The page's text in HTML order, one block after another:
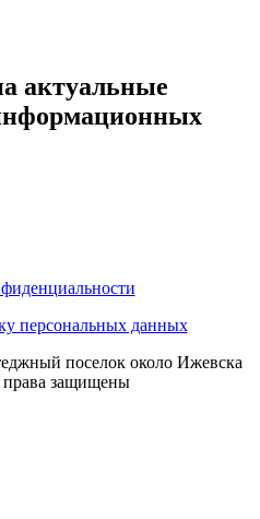
актуальные
персональных данных
поселок около Ижевска
права защищены